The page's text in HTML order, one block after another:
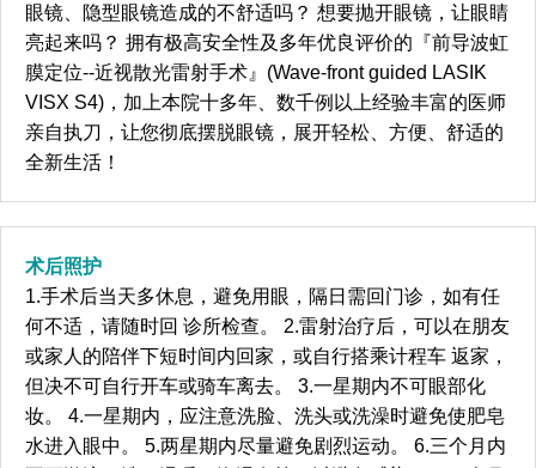
眼镜、隐型眼镜造成的不舒适吗？ 想要抛开眼镜，让眼睛
亮起来吗？ 拥有极高安全性及多年优良评价的『前导波虹
膜定位--近视散光雷射手术』(Wave-front guided LASIK
VISX S4)，加上本院十多年、数千例以上经验丰富的医师
亲自执刀，让您彻底摆脱眼镜，展开轻松、方便、舒适的
全新生活！
术后照护
1.手术后当天多休息，避免用眼，隔日需回门诊，如有任
何不适，请随时回 诊所检查。 2.雷射治疗后，可以在朋友
或家人的陪伴下短时间内回家，或自行搭乘计程车 返家，
但决不可自行开车或骑车离去。 3.一星期内不可眼部化
妆。 4.一星期内，应注意洗脸、洗头或洗澡时避免使肥皂
水进入眼中。 5.两星期内尽量避免剧烈运动。 6.三个月内